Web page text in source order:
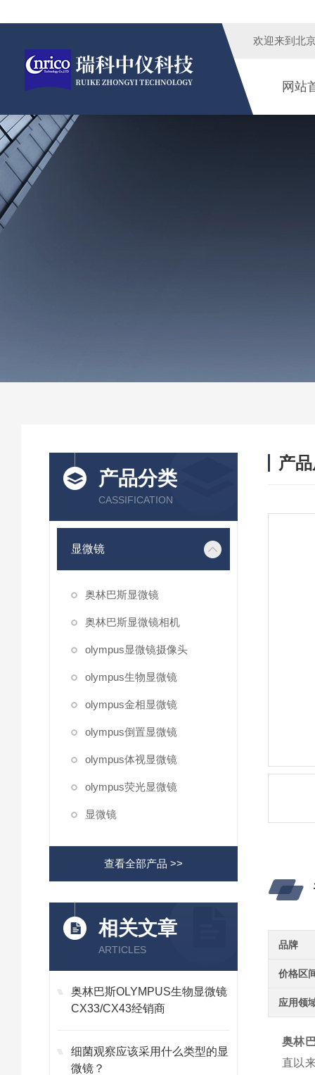
欢迎来到 北
网站
产品分类
CASSIFICATION
显微镜
奥林巴斯显微镜
奥林巴斯显微镜相机
olympus显微镜摄像头
olympus生物显微镜
olympus金相显微镜
olympus倒置显微镜
olympus体视显微镜
olympus荧光显微镜
显微镜
查看全部产品 >>
相关文章
ARTICLES
奥林巴斯OLYMPUS生物显微镜
CX33/CX43经销商
细菌观察应该采用什么类型的显
微镜？
产
品牌
价格区
应用领
奥林
直以